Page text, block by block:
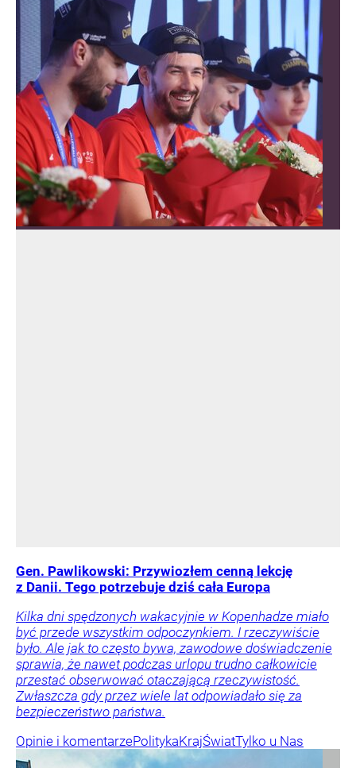
Gen. Pawlikowski: Przywiozłem cenną lekcję
z Danii. Tego potrzebuje dziś cała Europa
Kilka dni spędzonych wakacyjnie w Kopenhadze miało
być przede wszystkim odpoczynkiem. I rzeczywiście
było. Ale jak to często bywa, zawodowe doświadczenie
sprawia, że nawet podczas urlopu trudno całkowicie
przestać obserwować otaczającą rzeczywistość.
Zwłaszcza gdy przez wiele lat odpowiadało się za
bezpieczeństwo państwa.
Opinie i komentarzePolitykaKrajŚwiatTylko u Nas